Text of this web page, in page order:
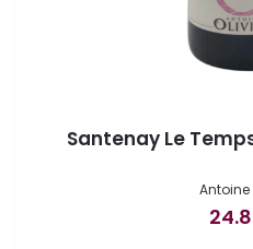
Santenay Le
Antoine